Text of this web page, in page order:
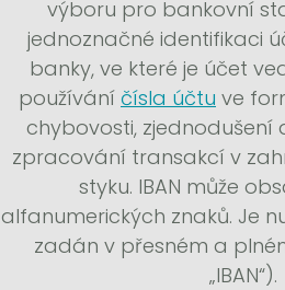
výboru pro bankovní
jednoznačné identifikaci
banky, ve které je účet
používání čísla účtu ve
chybovosti,
zpracování transakcí v
styku. IBAN může
alfanumerických znaků. Je
zadán v přesném a
„IBAN“).